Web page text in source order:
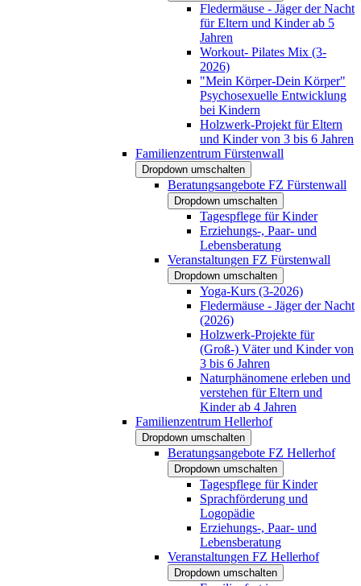
Fledermäuse - Jäger der Nacht
für Eltern und Kinder ab 5
Jahren
Workout- Pilates Mix (3-
2026)
"Mein Körper-Dein Körper"
Psychosexuelle Entwicklung
bei Kindern
Holzwerk-Projekt für Eltern
und Kinder von 3 bis 6 Jahren
Familienzentrum Fürstenwall
Dropdown umschalten
Beratungsangebote FZ Fürstenwall
Dropdown umschalten
Tagespflege für Kinder
Erziehungs-, Paar- und
Lebensberatung
Veranstaltungen FZ Fürstenwall
Dropdown umschalten
Yoga-Kurs (3-2026)
Fledermäuse - Jäger der Nacht
(2026)
Holzwerk-Projekte für
(Groß-) Väter und Kinder von
3 bis 6 Jahren
Naturphänomene erleben und
verstehen für Eltern und
Kinder ab 4 Jahren
Familienzentrum Hellerhof
Dropdown umschalten
Beratungsangebote FZ Hellerhof
Dropdown umschalten
Tagespflege für Kinder
Sprachförderung und
Logopädie
Erziehungs-, Paar- und
Lebensberatung
Veranstaltungen FZ Hellerhof
Dropdown umschalten